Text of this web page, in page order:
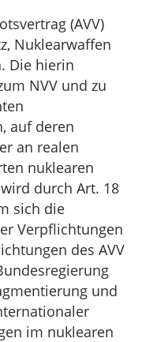
(AVV)
Nuklearwaffen
Die hierin
NVV und zu
auf deren
an realen
nuklearen
durch Art. 18
sich die
Verpflichtungen
des AVV
und
im nuklearen